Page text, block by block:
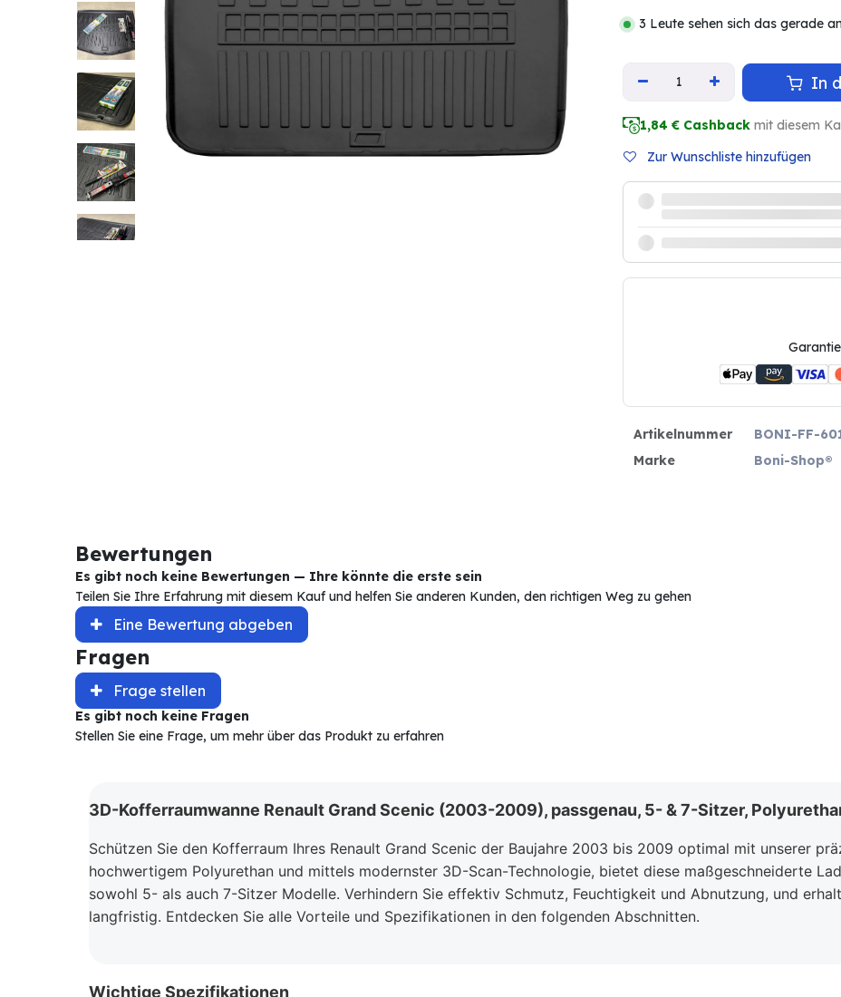
3 Leute sehen sich das gerade
In
1,84 € Cashback mit diesem
Zur Wunschliste hinzufügen
Artikelnummer
BONI-FF-
Marke
Boni-Shop®
Bewertungen
Es gibt noch keine Bewertungen — Ihre könnte die erste sein
Teilen Sie Ihre Erfahrung mit diesem Kauf und helfen Sie anderen Kunden, den richtigen Weg zu gehen
Eine Bewertung abgeben
Fragen
Frage stellen
Es gibt noch keine Fragen
Stellen Sie eine Frage, um mehr über das Produkt zu erfahren
3D-Kofferraumwanne Renault Grand Scenic (2003-2009), passgenau, 5- & 7-Sitzer,
Schützen Sie den Kofferraum Ihres Renault Grand Scenic der Baujahre 2003 bis 2009 optimal mit unserer
hochwertigem Polyurethan und mittels modernster 3D-Scan-Technologie, bietet diese maßgeschneiderte
sowohl 5- als auch 7-Sitzer Modelle. Verhindern Sie effektiv Schmutz, Feuchtigkeit und Abnutzung, und
langfristig. Entdecken Sie alle Vorteile und Spezifikationen in den folgenden Abschnitten.
Wichtige Spezifikationen